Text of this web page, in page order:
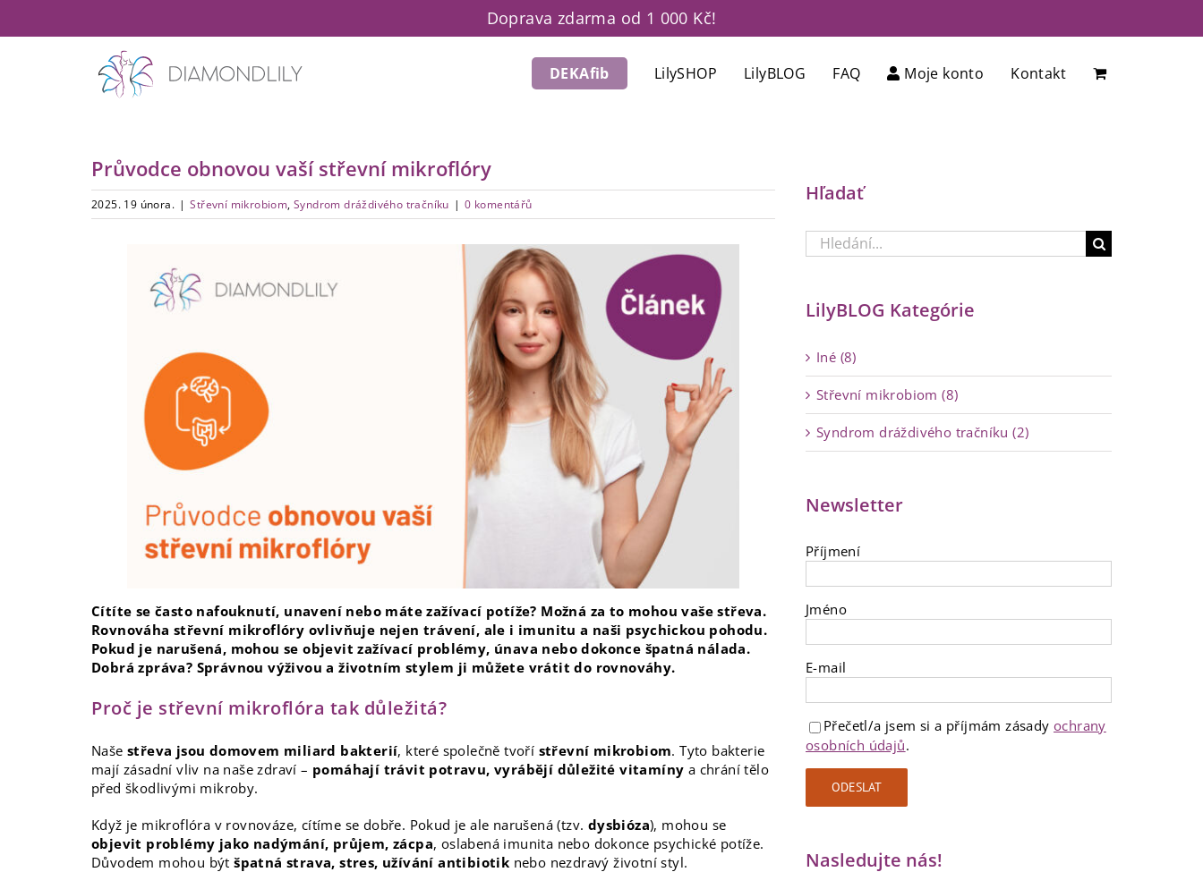
Doprava zdarma od 1 000 Kč!
DEKAfib LilySHOP LilyBLOG FAQ Moje konto Kontakt
Průvodce obnovou vaší střevní mikroflóry
2025. 19 února. | Střevní mikrobiom,Syndrom dráždivého tračníku | 0 komentářů
Cítíte se často nafouknutí, unavení nebo máte zažívací potíže? Možná za to mohou vaše střeva.
Rovnováha střevní mikroflóry ovlivňuje nejen trávení, ale i imunitu a naši psychickou pohodu.
Pokud je narušená, mohou se objevit zažívací problémy, únava nebo dokonce špatná nálada.
Dobrá zpráva? Správnou výživou a životním stylem ji můžete vrátit do rovnováhy.
Proč je střevní mikroflóra tak důležitá?
Naše střeva jsou domovem miliard bakterií, které společně tvoří střevní mikrobiom. Tyto bakterie
mají zásadní vliv na naše zdraví – pomáhají trávit potravu, vyrábějí důležité vitamíny a chrání tělo
před škodlivými mikroby.
Když je mikroflóra v rovnováze, cítíme se dobře. Pokud je ale narušená (tzv. dysbióza), mohou se
objevit problémy jako nadýmání, průjem, zácpa, oslabená imunita nebo dokonce psychické potíže.
Důvodem mohou býtšpatná strava, stres, užívání antibiotik nebo nezdravý životní styl.
Hľadať
Hledat:
LilyBLOG Kategórie
Iné (8)
Střevní mikrobiom (8)
Syndrom dráždivého tračníku (2)
Newsletter
Příjmení
Jméno
E-mail
Přečetl/a jsem si a příjmám zásadyochrany
osobních údajů.
Nasledujte nás!